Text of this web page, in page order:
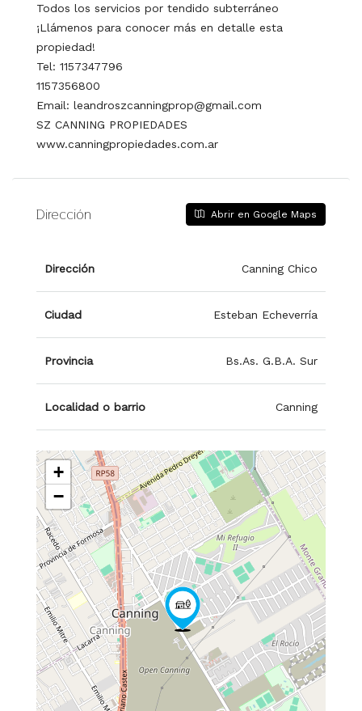
Todos los servicios por tendido subterráneo
¡Llámenos para conocer más en detalle esta
propiedad!
Tel: 1157347796
1157356800
Email: leandroszcanningprop@gmail.com
SZ CANNING PROPIEDADES
www.canningpropiedades.com.ar
Dirección Abrir en Google Maps
Dirección Canning Chico
Ciudad Esteban Echeverría
Provincia Bs.As. G.B.A. Sur
Localidad o barrio Canning
+
−